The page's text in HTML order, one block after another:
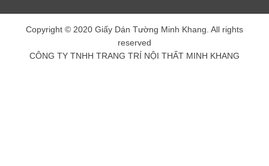
Copyright © 2020 Giấy Dán Tường Minh Khang. All rights
reserved
CÔNG TY TNHH TRANG TRÍ NỘI THẤT MINH KHANG